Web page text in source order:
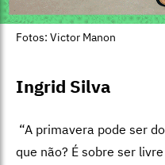
Fotos: Victor Manon
Ingrid Silva
“A primavera pode ser
que não? É sobre ser